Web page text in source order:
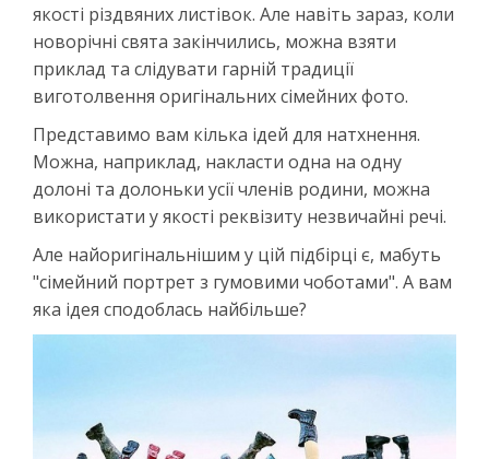
якості різдвяних листівок. Але навіть зараз, коли
новорічні свята закінчились, можна взяти
приклад та слідувати гарній традиції
виготолвення оригінальних сімейних фото.
Представимо вам кілька ідей для натхнення.
Можна, наприклад, накласти одна на одну
долоні та долоньки усії членів родини, можна
використати у якості реквізиту незвичайні речі.
Але найоригінальнішим у цій підбірці є, мабуть
"сімейний портрет з гумовими чоботами". А вам
яка ідея сподоблась найбільше?